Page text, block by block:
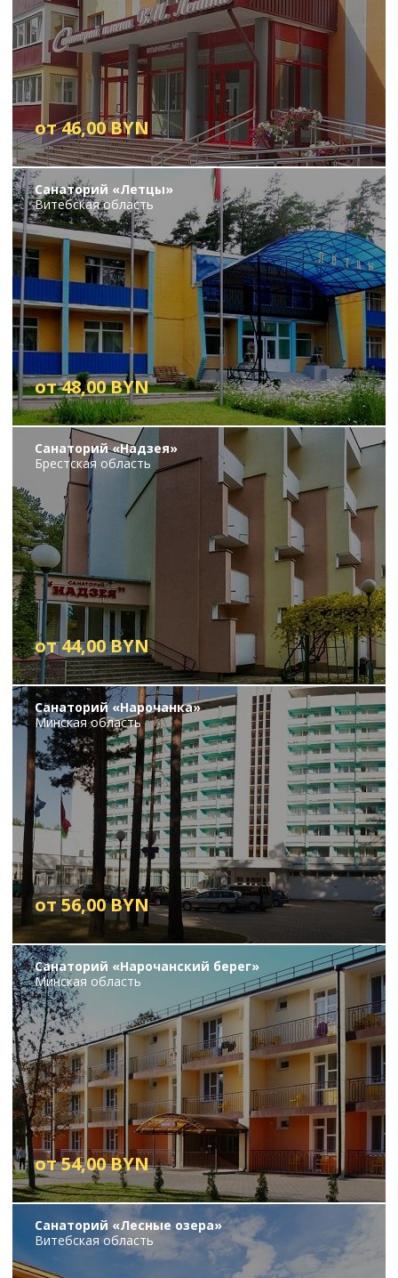
от 46,00 BYN
Санаторий «Летцы»
Витебская область
от 48,00 BYN
Санаторий «Надзея»
Брестская область
от 44,00 BYN
Санаторий «Нарочанка»
Минская область
от 56,00 BYN
Санаторий «Нарочанский берег»
Минская область
от 54,00 BYN
Санаторий «Лесные озера»
Витебская область